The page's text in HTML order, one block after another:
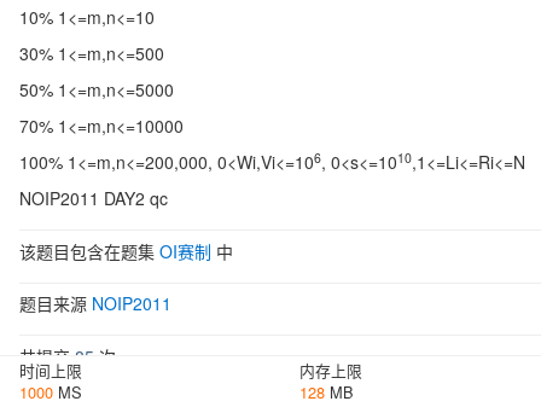
10% 1<=m,n<=10
30% 1<=m,n<=500
50% 1<=m,n<=5000
70% 1<=m,n<=10000
100% 1<=m,n<=200,000, 0<Wi,Vi<=106, 0<s<=1010,1<=Li<=Ri<=N
NOIP2011 DAY2 qc
该题目包含在题集 OI赛制 中
题目来源 NOIP2011
共提交 85 次
时间上限
内存上限
1000 MS 128 MB